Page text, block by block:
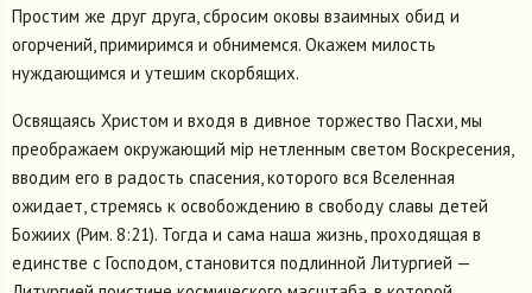
Простим же друг друга, сбросим оковы взаимных обид и
огорчений, примиримся и обнимемся. Окажем милость
нуждающимся и утешим скорбящих.
Освящаясь Христом и входя в дивное торжество Пасхи, мы
преображаем окружающий мiр нетленным светом Воскресения,
вводим его в радость спасения, которого вся Вселенная
ожидает, стремясь к освобождению в свободу славы детей
Божиих (Рим. 8:21). Тогда и сама наша жизнь, проходящая в
единстве с Господом, становится подлинной Литургией —